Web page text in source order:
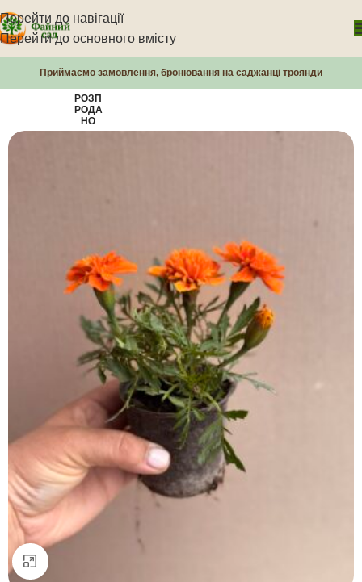
Перейти до навігації
Перейти до основного вмісту
Приймаємо замовлення, бронювання на саджанці троянди
РОЗП
РОДА
НО
Натисніть, щоб збільшити